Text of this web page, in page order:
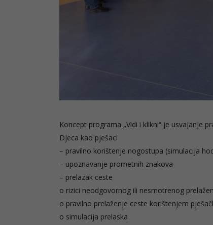
Koncept programa „Vidi i klikni“ je usvajanje
Djeca kao pješaci
– pravilno korištenje nogostupa (simulacija
– upoznavanje prometnih znakova
– prelazak ceste
o rizici neodgovornog ili nesmotrenog
o pravilno prelaženje ceste korištenjem
o simulacija prelaska